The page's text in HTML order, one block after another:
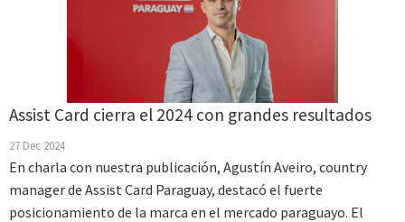
Assist Card cierra el 2024 con grandes resultados
27 Dec 2024
En charla con nuestra publicación, Agustín Aveiro, country
manager de Assist Card Paraguay, destacó el fuerte
posicionamiento de la marca en el mercado paraguayo. El